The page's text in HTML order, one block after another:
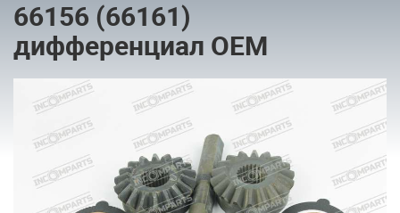
66156 (66161)
дифференциал OEM